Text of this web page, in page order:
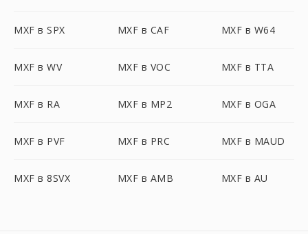
MXF в SPX MXF в CAF MXF в W64
MXF в WV MXF в VOC MXF в TTA
MXF в RA MXF в MP2 MXF в OGA
MXF в PVF MXF в PRC MXF в MAUD
MXF в 8SVX MXF в AMB MXF в AU